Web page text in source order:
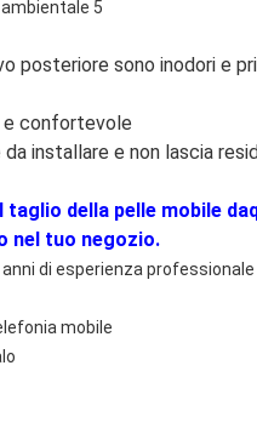
posteriore sono inodori e
confortevole
installare e non lascia
della pelle mobile
nel tuo negozio.
di esperienza professionale
mobile